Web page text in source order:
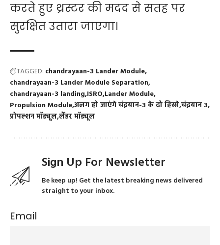
करते हुए थ्रस्टर की मदद से सतह पर
सुरक्षित उतारा जाएगा।
TAGGED: chandrayaan-3 Lander Module
chandrayaan-3 Lander Module Separation
chandrayaan-3 landing ISRO Lander Module
Propulsion Moduleअलग हो जाएंगे चंद्रयान-3 के दो हिस्सेचंद्रयान 3
प्रोपल्शन मॉड्यूललैंडर मॉड्यूल
Sign Up For Newsletter
Be keep up! Get the latest breaking news delivered
straight to your inbox.
Email